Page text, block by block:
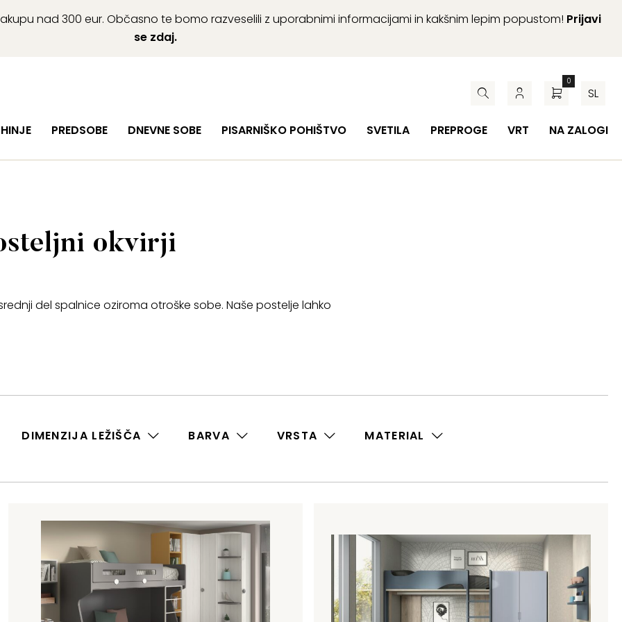
nad 300 eur. Občasno te bomo razveselili z uporabnimi informacijami in kakšnim lepim popustom! Prijavi
se zdaj.
0
SL
PREDSOBE DNEVNE SOBE PISARNIŠKO POHIŠTVO SVETILA PREPROGE VRT NA ZALOGI
okvirji
del spalnice oziroma otroške sobe. Naše postelje lahko
DIMENZIJA LEŽIŠČA BARVA VRSTA MATERIAL